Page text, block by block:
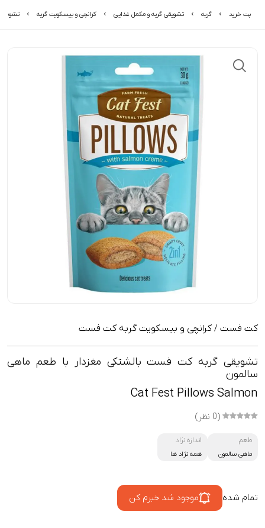
پت خرید گربه تشویقی گربه و مکمل غذایی کرانچی و بیسکویت گربه
کت فست /کرانچی و بیسکویت گربه کت فست
تشویقی گربه کت فست بالشتکی مغزدار با طعم ماهی
سالمون
Cat Fest Pillows Salmon
(0 نظر)
طعم
ماهی سالمون
اندازه نژاد
همه نژاد ها
تمام شده موجود شد خبرم کن